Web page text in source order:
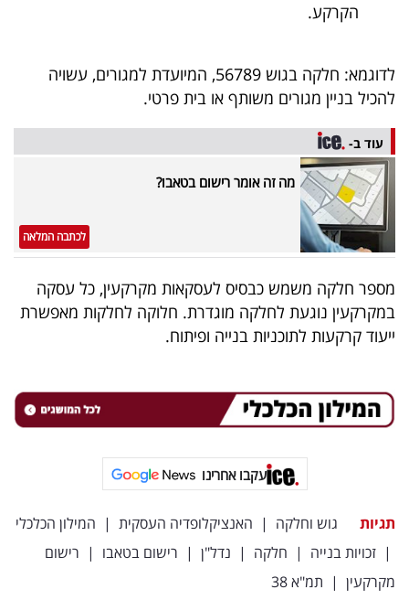
הכלכלי
40
UNDER
40
שיתופי
פעולה
דרושים
מייל
אדום
הקרקע.
לדוגמא: חלקה בגוש 56789, המיועדת למגורים, עשויה
להכיל בניין מגורים משותף או בית פרטי.
עוד ב-
מה זה אומר רישום בטאבו?
לכתבה המלאה
מספר חלקה משמש כבסיס לעסקאות מקרקעין, כל עסקה
במקרקעין נוגעת לחלקה מוגדרת. חלוקה לחלקות מאפשרת
ייעוד קרקעות לתוכניות בנייה ופיתוח.
עקבו אחרינו
תגיות גוש וחלקה | האנציקלופדיה העסקית | המילון הכלכלי
| זכויות בנייה | חלקה | נדל"ן | רישום בטאבו | רישום
מקרקעין | תמ"א 38